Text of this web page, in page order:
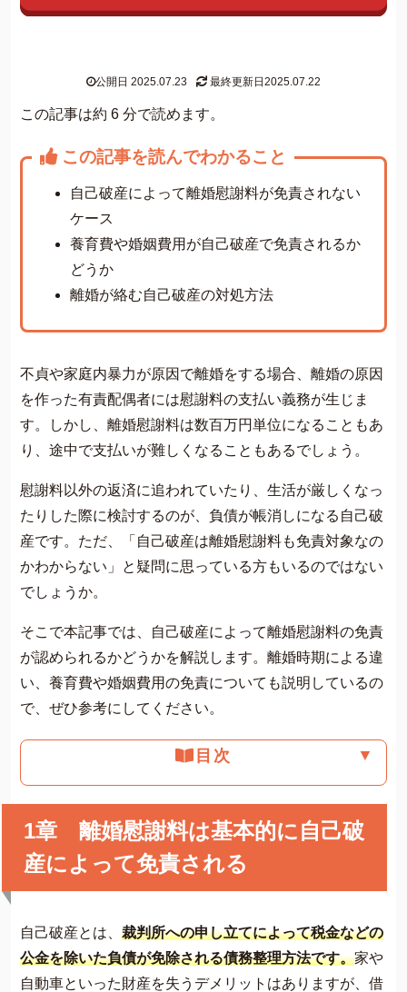
グリーン司法書士法人について
グリーン司法書士法人のご紹介
無料相談の流れ
費用について
よくあるご質問
サイト内の画像等のご利用条件
借金返済の相談はコチラ
公開日 2025.07.23 最終更新日2025.07.22
この記事は約 6 分で読めます。
この記事を読んでわかること
自己破産によって離婚慰謝料が免責されない
ケース
養育費や婚姻費用が自己破産で免責されるか
どうか
離婚が絡む自己破産の対処方法
不貞や家庭内暴力が原因で離婚をする場合、離婚の原因
を作った有責配偶者には慰謝料の支払い義務が生じま
す。しかし、離婚慰謝料は数百万円単位になることもあ
り、途中で支払いが難しくなることもあるでしょう。
慰謝料以外の返済に追われていたり、生活が厳しくなっ
たりした際に検討するのが、負債が帳消しになる自己破
産です。ただ、「自己破産は離婚慰謝料も免責対象なの
かわからない」と疑問に思っている方もいるのではない
でしょうか。
そこで本記事では、自己破産によって離婚慰謝料の免責
が認められるかどうかを解説します。離婚時期による違
い、養育費や婚姻費用の免責についても説明しているの
で、ぜひ参考にしてください。
目次 ▼
1章 離婚慰謝料は基本的に自己破
産によって免責される
自己破産とは、 裁判所への申し立てによって税金などの
公金を除いた負債が免除される債務整理方法です。家や
自動車といった財産を失うデメリットはありますが、借